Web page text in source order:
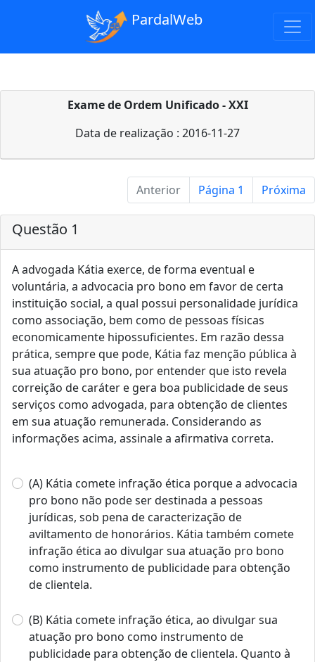
PardalWeb
Exame de Ordem Unificado - XXI
Data de realização : 2016-11-27
Anterior Página 1 Próxima
Questão 1
A advogada Kátia exerce, de forma eventual e
voluntária, a advocacia pro bono em favor de certa
instituição social, a qual possui personalidade jurídica
como associação, bem como de pessoas físicas
economicamente hipossuficientes. Em razão dessa
prática, sempre que pode, Kátia faz menção pública à
sua atuação pro bono, por entender que isto revela
correição de caráter e gera boa publicidade de seus
serviços como advogada, para obtenção de clientes
em sua atuação remunerada. Considerando as
informações acima, assinale a afirmativa correta.
(A) Kátia comete infração ética porque a advocacia
pro bono não pode ser destinada a pessoas
jurídicas, sob pena de caracterização de
aviltamento de honorários. Kátia também comete
infração ética ao divulgar sua atuação pro bono
como instrumento de publicidade para obtenção
de clientela.
(B) Kátia comete infração ética, ao divulgar sua
atuação pro bono como instrumento de
publicidade para obtenção de clientela. Quanto à